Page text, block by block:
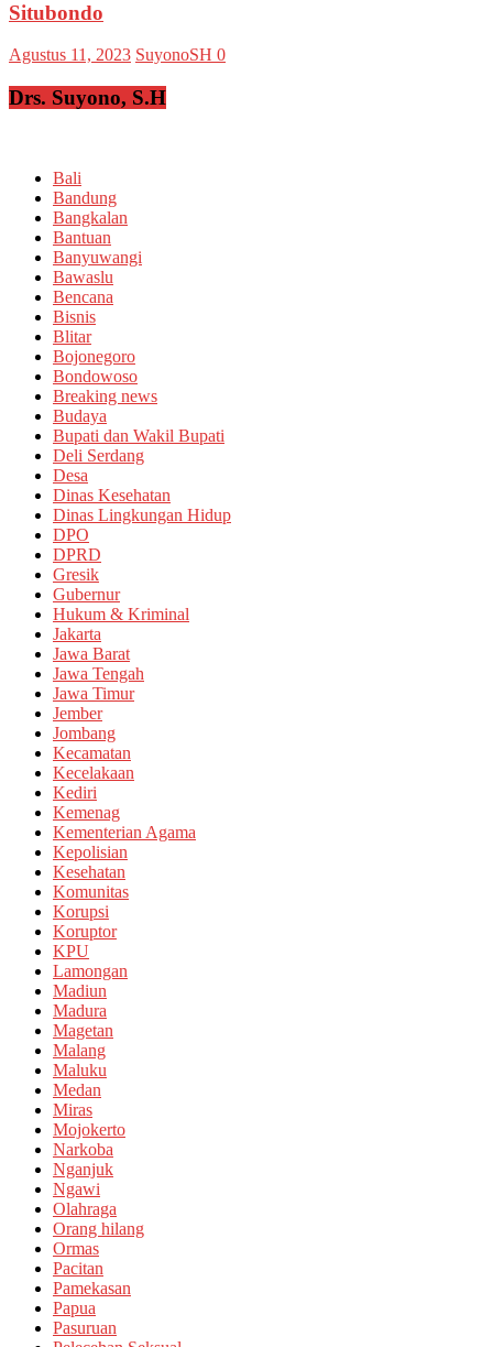
Situbondo
Agustus 11, 2023 SuyonoSH 0
Drs. Suyono, S.H
Bali
Bandung
Bangkalan
Bantuan
Banyuwangi
Bawaslu
Bencana
Bisnis
Blitar
Bojonegoro
Bondowoso
Breaking news
Budaya
Bupati dan Wakil Bupati
Deli Serdang
Desa
Dinas Kesehatan
Dinas Lingkungan Hidup
DPO
DPRD
Gresik
Gubernur
Hukum & Kriminal
Jakarta
Jawa Barat
Jawa Tengah
Jawa Timur
Jember
Jombang
Kecamatan
Kecelakaan
Kediri
Kemenag
Kementerian Agama
Kepolisian
Kesehatan
Komunitas
Korupsi
Koruptor
KPU
Lamongan
Madiun
Madura
Magetan
Malang
Maluku
Medan
Miras
Mojokerto
Narkoba
Nganjuk
Ngawi
Olahraga
Orang hilang
Ormas
Pacitan
Pamekasan
Papua
Pasuruan